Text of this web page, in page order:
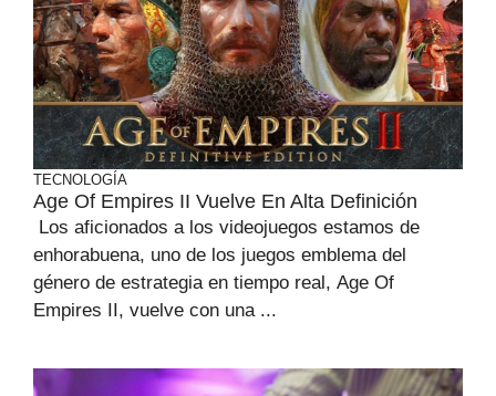
TECNOLOGÍA
Age Of Empires II Vuelve En Alta Definición
Los aficionados a los videojuegos estamos de
enhorabuena, uno de los juegos emblema del
género de estrategia en tiempo real, Age Of
Empires II, vuelve con una ...